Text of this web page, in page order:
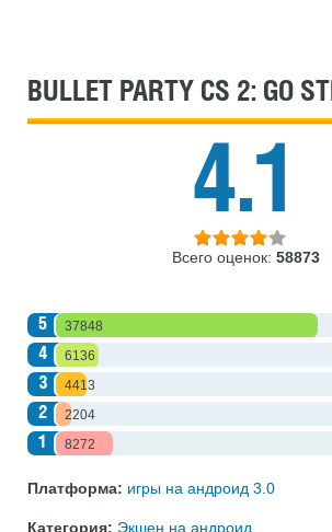
BULLET PARTY CS 2: GO
4.1
Всего оценок: 58873
5 37848
4 6136
3 4413
2 2204
1 8272
Платформа: игры на андроид 3.0
Категория: Экшен на андроид